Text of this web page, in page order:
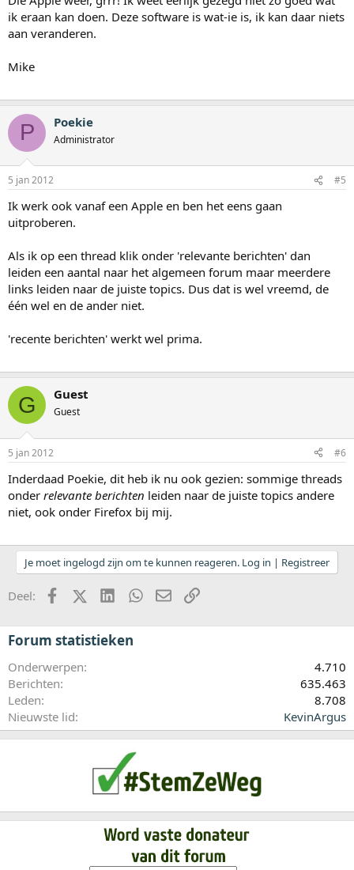
ik eraan kan doen. Deze software is wat-ie is, ik kan daar niets
aan veranderen.
Mike
P Poekie
Administrator
5 jan 2012 #5
Ik werk ook vanaf een Apple en ben het eens gaan
uitproberen.
Als ik op een thread klik onder 'relevante berichten' dan
leiden een aantal naar het algemeen forum maar meerdere
links leiden naar de juiste topics. Dus dat is wel vreemd, de
één wel en de ander niet.
'recente berichten' werkt wel prima.
G Guest
Guest
5 jan 2012 #6
Inderdaad Poekie, dit heb ik nu ook gezien: sommige threads
onder relevante berichten leiden naar de juiste topics andere
niet, ook onder Firefox bij mij.
Je moet ingelogd zijn om te kunnen reageren. Log in | Registreer
Deel: FacebookX (Twitter)LinkedInWhatsApp
E-mailkoppeling
Forum statistieken
Onderwerpen
4.710
Berichten
635.463
Leden
8.708
Nieuwste lid
KevinArgus